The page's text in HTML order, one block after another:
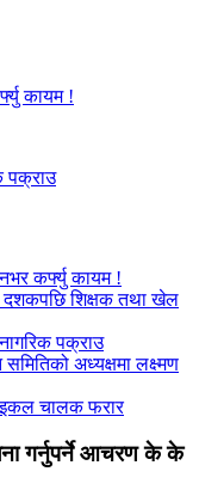
कायम !
पक्राउ
कर्फ्यु कायम !
दशकपछि शिक्षक तथा खेल
पक्राउ
समितिको अध्यक्षमा लक्ष्मण
चालक फरार
गर्नुपर्ने आचरण के के